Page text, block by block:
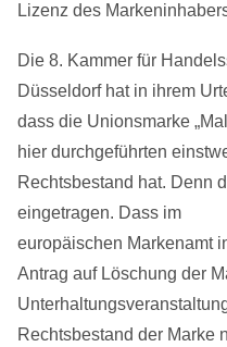
Lizenz des
Die 8. Kammer für
Düsseldorf hat in ihrem
dass die Unionsmarke
hier durchgeführten
Rechtsbestand hat. Denn
eingetragen. Dass im
europäischen Markenamt
Antrag auf Löschung der
Rechtsbestand der Marke